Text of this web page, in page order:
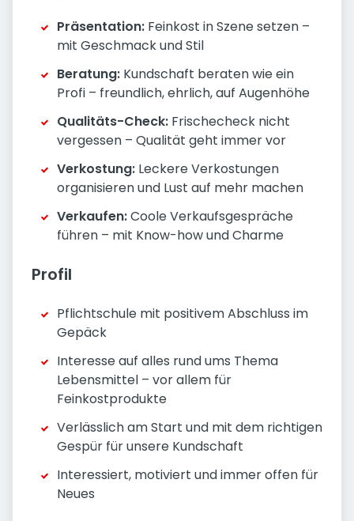
Präsentation: Feinkost in Szene setzen –
mit Geschmack und Stil
Beratung: Kundschaft beraten wie ein
Profi – freundlich, ehrlich, auf Augenhöhe
Qualitäts-Check: Frischecheck nicht
vergessen – Qualität geht immer vor
Verkostung: Leckere Verkostungen
organisieren und Lust auf mehr machen
Verkaufen:Coole Verkaufsgespräche
führen – mit Know-how und Charme
Profil
Pflichtschule mit positivem Abschluss im
Gepäck
Interesse auf alles rund ums Thema
Lebensmittel – vor allem für
Feinkostprodukte
Verlässlich am Start und mit dem richtigen
Gespür für unsere Kundschaft
Interessiert, motiviert und immer offen für
Neues